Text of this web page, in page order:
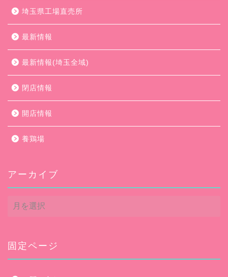
埼玉県工場直売所
最新情報
最新情報(埼玉全域)
閉店情報
開店情報
養鶏場
アーカイブ
ア
ー
ブ
固定ページ